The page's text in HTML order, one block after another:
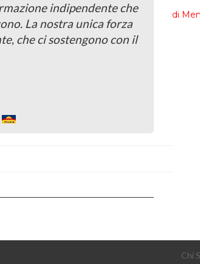
indipendente che
La nostra unica forza
che ci sostengono con il
Chi